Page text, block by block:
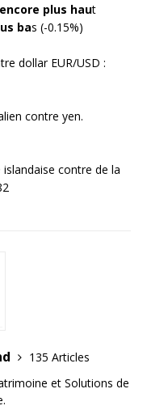
plus haut
bas (-0.15%)
dollar EUR/USD :
contre yen.
contre de la
135 Articles
et Solutions de